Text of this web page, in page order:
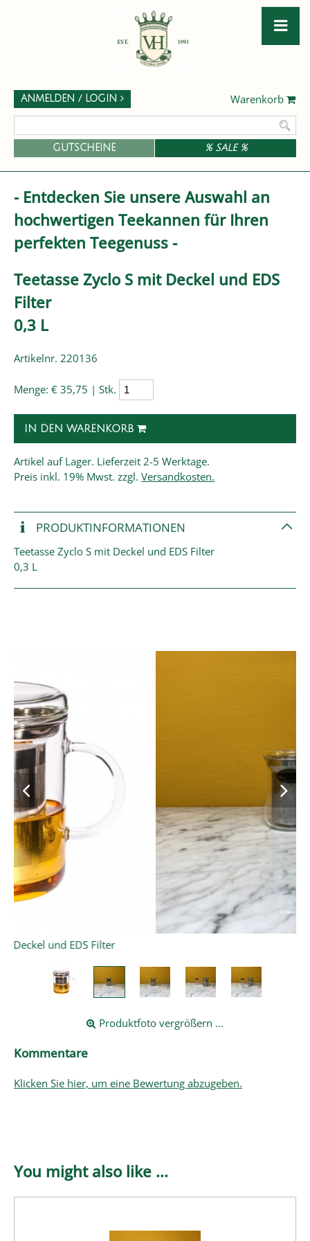
Warenkorb
ANMELDEN / LOGIN
GUTSCHEINE % SALE %
- Entdecken Sie unsere Auswahl an
hochwertigen Teekannen für Ihren
perfekten Teegenuss -
Teetasse Zyclo S mit Deckel und EDS
Filter
0,3 L
Artikelnr. 220136
Menge: € 35,75 | Stk.
IN DEN WARENKORB
Artikel auf Lager. Lieferzeit 2-5 Werktage.
Preis inkl. 19% Mwst. zzgl. Versandkosten.
PRODUKT­INFORMATIONEN
Teetasse Zyclo S mit Deckel und EDS Filter
0,3 L
Produktfoto vergrößern ...
Kommentare
Klicken Sie hier, um eine Bewertung abzugeben.
You might also like ...